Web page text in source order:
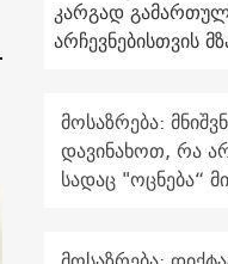
კარგად
არჩევნებისთვის
მოსაზრება:
დავინახოთ, რა
სადაც "ოცნება“